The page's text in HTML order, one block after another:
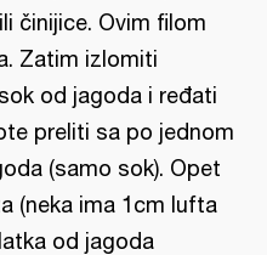
činijice. Ovim filom
Zatim izlomiti
od jagoda i ređati
preliti sa po jednom
(samo sok). Opet
(neka ima 1cm lufta
od jagoda